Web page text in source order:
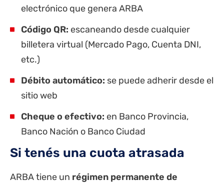
electrónico que genera ARBA
Código QR: escaneando desde cualquier
billetera virtual (Mercado Pago, Cuenta DNI,
etc.)
Débito automático: se puede adherir desde el
sitio web
Cheque o efectivo: en Banco Provincia,
Banco Nación o Banco Ciudad
Si tenés una cuota atrasada
ARBA tiene un régimen permanente de